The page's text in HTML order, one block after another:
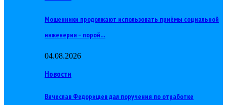
Мошенники продолжают использовать приёмы социальной
инженерии – порой…
04.08.2026
Новости
Вячеслав Федорищев дал поручения по отработке